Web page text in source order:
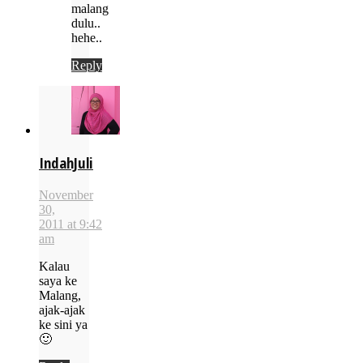
malang
dulu..
hehe..
Reply
IndahJuli
November
30,
2011 at 9:42
am
Kalau
saya ke
Malang,
ajak-ajak
ke sini ya
🙂